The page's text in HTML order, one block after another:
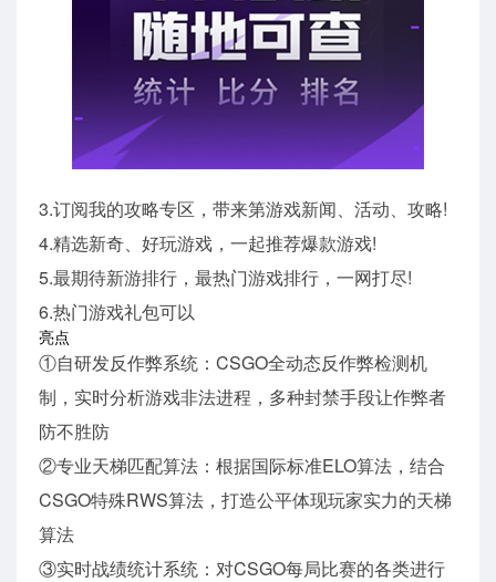
3.订阅我的攻略专区，带来第游戏新闻、活动、攻略!
4.精选新奇、好玩游戏，一起推荐爆款游戏!
5.最期待新游排行，最热门游戏排行，一网打尽!
6.热门游戏礼包可以
亮点
①自研发反作弊系统：CSGO全动态反作弊检测机
制，实时分析游戏非法进程，多种封禁手段让作弊者
防不胜防
②专业天梯匹配算法：根据国际标准ELO算法，结合
CSGO特殊RWS算法，打造公平体现玩家实力的天梯
算法
③实时战绩统计系统：对CSGO每局比赛的各类进行